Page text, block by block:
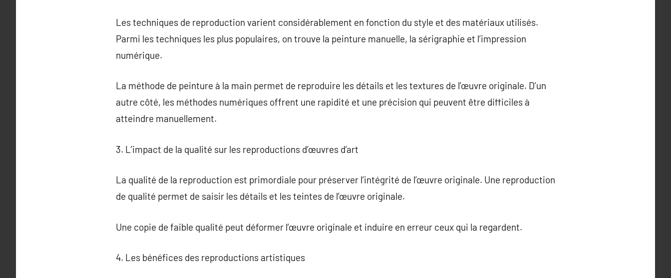
Les techniques de reproduction varient considérablement en fonction du style et des matériaux utilisés.
Parmi les techniques les plus populaires, on trouve la peinture manuelle, la sérigraphie et l’impression
numérique.
La méthode de peinture à la main permet de reproduire les détails et les textures de l’œuvre originale. D’un
autre côté, les méthodes numériques offrent une rapidité et une précision qui peuvent être difficiles à
atteindre manuellement.
3. L’impact de la qualité sur les reproductions d’œuvres d’art
La qualité de la reproduction est primordiale pour préserver l’intégrité de l’œuvre originale. Une reproduction
de qualité permet de saisir les détails et les teintes de l’œuvre originale.
Une copie de faible qualité peut déformer l’œuvre originale et induire en erreur ceux qui la regardent.
4. Les bénéfices des reproductions artistiques